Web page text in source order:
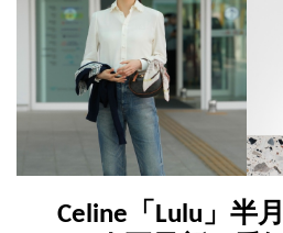
Celine「Lulu」半